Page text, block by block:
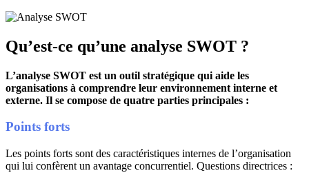
Qu’est-ce qu’une analyse SWOT ?
L’analyse SWOT est un outil stratégique qui aide les
organisations à comprendre leur environnement interne et
externe. Il se compose de quatre parties principales :
Points forts
Les points forts sont des caractéristiques internes de l’organisation
qui lui confèrent un avantage concurrentiel. Questions directrices :